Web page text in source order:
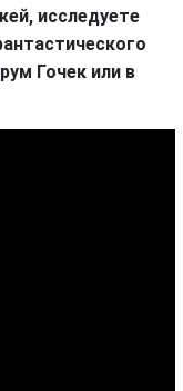
исследуете
Гочек или в